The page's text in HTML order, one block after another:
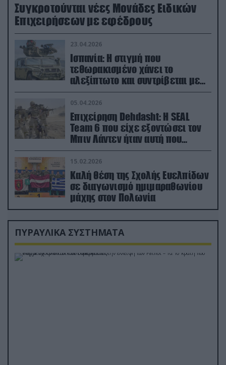
Συγκροτούνται νέες Μονάδες Ειδικών
Επιχειρήσεων με εφέδρους
23.04.2026
Ισπανία: Η στιγμή που
τεθωρακισμένο χάνει το
αλεξίπτωτο και συντρίβεται με
ορμή στο έδαφος (βίντεο)
05.04.2026
Επιχείρηση Dehdasht: Η SEAL
Team 6 που είχε εξοντώσει τον
Μπιν Λάντεν ήταν αυτή που
διέσωσε τον πιλότο του F-15
15.02.2026
Καλή θέση της Σχολής Ευελπίδων
σε διαγωνισμό ημιμαραθωνίου
μάχης στον Πολωνία
ΠΥΡΑΥΛΙΚΑ ΣΥΣΤΗΜΑΤΑ